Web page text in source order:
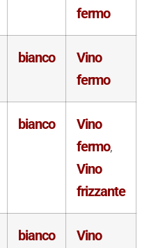
fermo
bianco
Vino
fermo
bianco
Vino
fermo,
Vino
frizzante
bianco
Vino